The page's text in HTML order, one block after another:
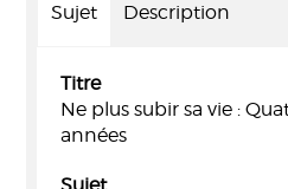
Sujet Description
Titre
Ne plus subir sa vie :
années